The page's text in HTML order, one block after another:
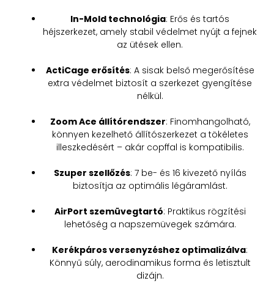
In-Mold technológia: Erős és tartós
héjszerkezet, amely stabil védelmet nyújt a fejnek
az ütések ellen.
ActiCage erősítés: A sisak belső megerősítése
extra védelmet biztosít a szerkezet gyengítése
nélkül.
Zoom Ace állítórendszer: Finomhangolható,
könnyen kezelhető állítószerkezet a tökéletes
illeszkedésért – akár copffal is kompatibilis.
Szuper szellőzés: 7 be- és 16 kivezető nyílás
biztosítja az optimális légáramlást.
AirPort szemüvegtartó: Praktikus rögzítési
lehetőség a napszemüvegek számára.
Kerékpáros versenyzéshez optimalizálva:
Könnyű súly, aerodinamikus forma és letisztult
dizájn.